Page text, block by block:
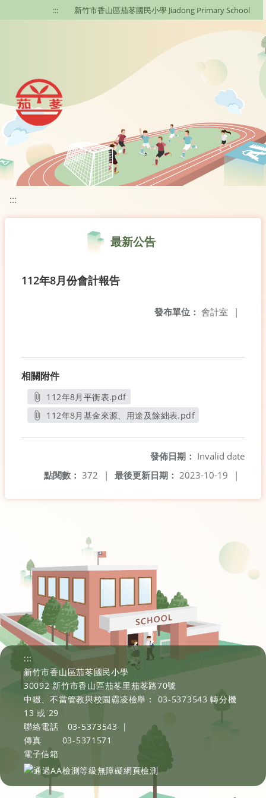
移至網頁之主要內容區位置
::: 新竹市香山區茄苳國民小學 Jiadong Primary School
:::
最新公告
112年8月份會計報告
發布單位： 會計室 |
相關附件
112年8月平衡表.pdf
另開新視窗
112年8月基金來源、用途及餘絀表.pdf
發佈日期： Invalid date
最後更新日期： 2023-10-19 |
點閱數： 372 |
:::
新竹市香山區茄苳國民小學
30092 新竹市香山區茄苳里茄苳路70號
中輟、不當管教與校園霸凌檢舉： 03-5373543 轉分機
13 或 29
聯絡電話
03-5373543
|
傳真
03-5371571
電子信箱